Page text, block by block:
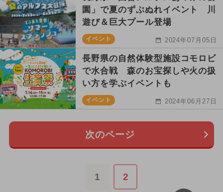
園」で夏のずぶぬれイベント 川
遊び＆巨大プール登場
イベント 2024年07月05日
長野県の自然体験型施設コモロビ
で水合戦 森のお宝探しや火の扱
い方を学ぶイベントも
イベント 2024年06月27日
次のページ
1 2